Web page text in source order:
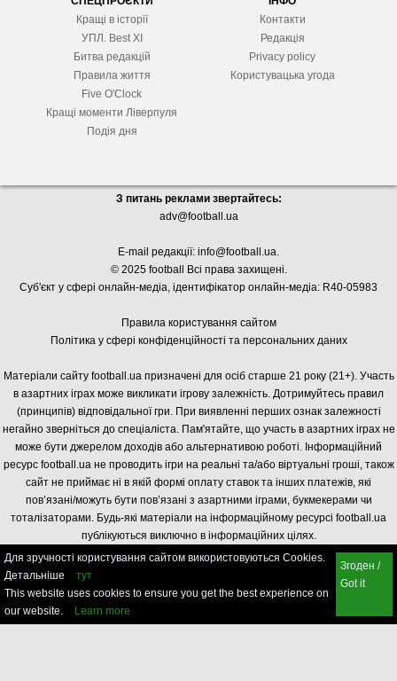
Кращі в історії
УПЛ. Best XІ
Битва редакцій
Правила життя
Five O'Clock
Кращі моменти Ліверпуля
Подія дня
Контакти
Редакція
Privacy policy
Користувацька угода
З питань реклами звертайтесь:
adv@football.ua
E-mail редакції: info@football.ua.
© 2025 football Всі права захищені.
Суб'єкт у сфері онлайн-медіа, ідентифікатор онлайн-медіа: R40-05983
Правила користування сайтом
Політика у сфері конфіденційності та персональних даних
Матеріали сайту football.ua призначені для осіб старше 21 року (21+). Участь
в азартних іграх може викликати ігрову залежність. Дотримуйтесь правил
(принципів) відповідальної гри. При виявленні перших ознак залежності
негайно зверніться до спеціаліста. Пам'ятайте, що участь в азартних іграх не
може бути джерелом доходів або альтернативою роботі. Інформаційний
ресурс football.ua не проводить ігри на реальні та/або віртуальні гроші, також
сайт не приймає ні в якій формі оплату ставок та інших платежів, які
пов’язані/можуть бути пов’язані з азартними іграми, букмекерами чи
тоталізаторами. Будь-які матеріали на інформаційному ресурсі football.ua
публікуються виключно в інформаційних цілях.
Для зручності користування сайтом використовуються Cookies.
Детальніше
тут
This website uses cookies to ensure you get the best experience on
our website.
Learn more
Згоден /
Got it